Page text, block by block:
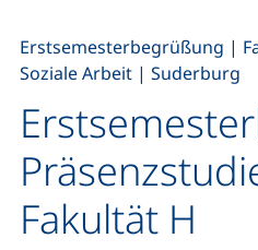
Fakultät H
Erstsemesterbegrüßung |
Soziale Arbeit | Suderburg